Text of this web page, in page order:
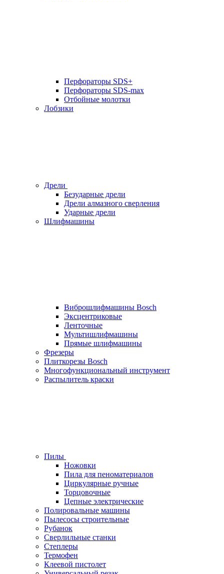
Перфораторы SDS+
Перфораторы SDS-max
Отбойные молотки
Лобзики
Дрели
Безударные дрели
Дрели алмазного сверления
Ударные дрели
Шлифмашины
Виброшлифмашины Bosch
Эксцентриковые
Ленточные
Мультишлифмашины
Прямые шлифмашины
Фрезеры
Плиткорезы Bosch
Многофункциональный инструмент
Распылитель краски
Пилы
Ножовки
Пила для пеноматериалов
Циркулярные ручные
Торцовочные
Цепные электрические
Полировальные машины
Пылесосы cтроительные
Рубанок
Сверлильные станки
Степлеры
Термофен
Клеевой пистолет